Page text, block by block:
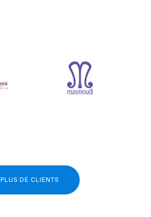
PLUS DE CLIENTS